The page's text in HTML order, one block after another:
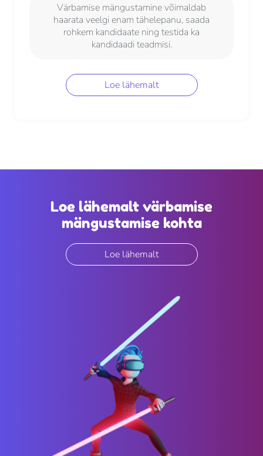
Värbamise mängustamine võimaldab
haarata veelgi enam tähelepanu, saada
rohkem kandidaate ning testida ka
kandidaadi teadmisi.
Loe lähemalt
Loe lähemalt värbamise
mängustamise kohta
Loe lähemalt